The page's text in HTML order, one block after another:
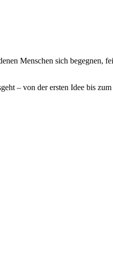
Menschen sich begegnen,
– von der ersten Idee bis zum